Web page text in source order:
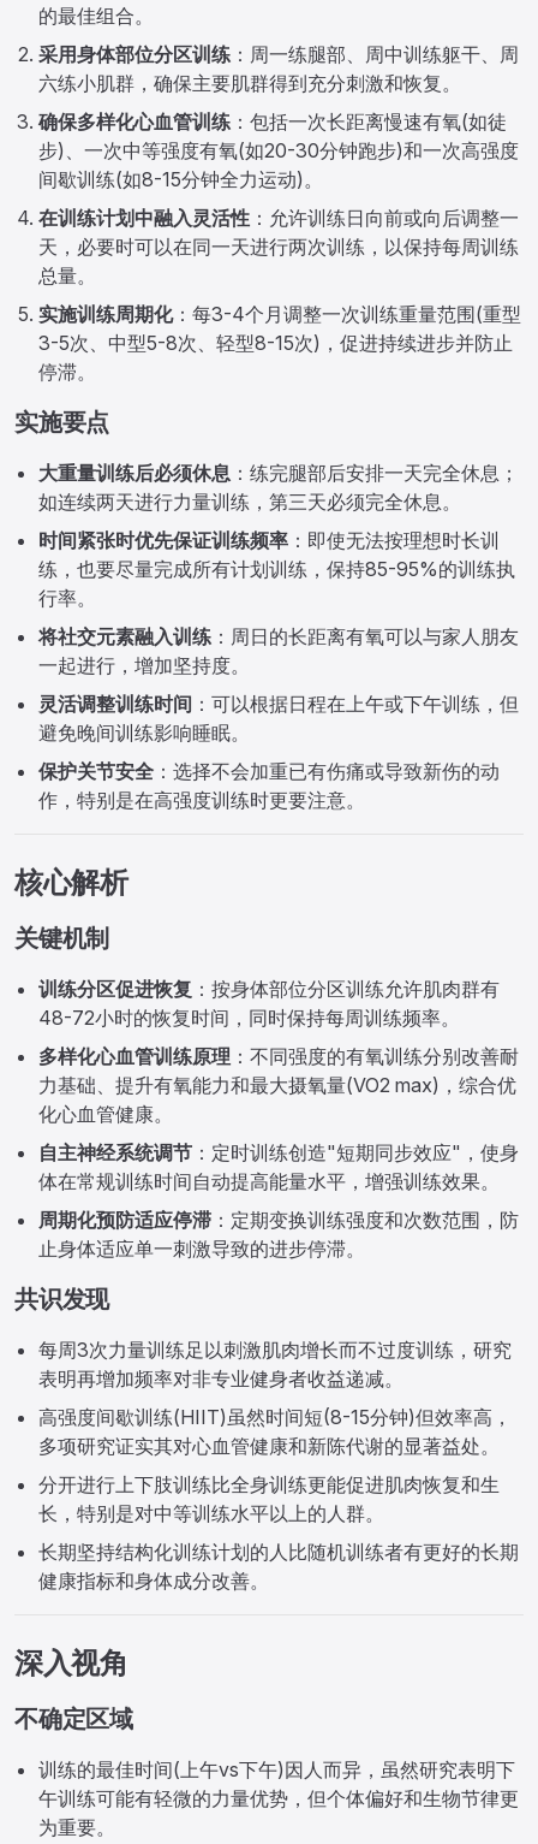
的最佳组合。
采用身体部位分区训练 ：周一练腿部、周中训练躯干、周
六练小肌群，确保主要肌群得到充分刺激和恢复。
确保多样化心血管训练 ：包括一次长距离慢速有氧(如徒
步)、一次中等强度有氧(如20-30分钟跑步)和一次高强度
间歇训练(如8-15分钟全力运动)。
在训练计划中融入灵活性 ：允许训练日向前或向后调整一
天，必要时可以在同一天进行两次训练，以保持每周训练
总量。
实施训练周期化：每3-4个月调整一次训练重量范围(重型
3-5次、中型5-8次、轻型8-15次)，促进持续进步并防止
停滞。
实施要点
大重量训练后必须休息 ：练完腿部后安排一天完全休息；
如连续两天进行力量训练，第三天必须完全休息。
时间紧张时优先保证训练频率 ：即使无法按理想时长训
练，也要尽量完成所有计划训练，保持85-95%的训练执
行率。
将社交元素融入训练 ：周日的长距离有氧可以与家人朋友
一起进行，增加坚持度。
灵活调整训练时间 ：可以根据日程在上午或下午训练，但
避免晚间训练影响睡眠。
保护关节安全 ：选择不会加重已有伤痛或导致新伤的动
作，特别是在高强度训练时更要注意。
核心解析
关键机制
训练分区促进恢复 ：按身体部位分区训练允许肌肉群有
48-72小时的恢复时间，同时保持每周训练频率。
多样化心血管训练原理 ：不同强度的有氧训练分别改善耐
力基础、提升有氧能力和最大摄氧量(VO2 max)，综合优
化心血管健康。
自主神经系统调节 ：定时训练创造"短期同步效应"，使身
体在常规训练时间自动提高能量水平，增强训练效果。
周期化预防适应停滞 ：定期变换训练强度和次数范围，防
止身体适应单一刺激导致的进步停滞。
共识发现
每周3次力量训练足以刺激肌肉增长而不过度训练，研究
表明再增加频率对非专业健身者收益递减。
高强度间歇训练(HIIT)虽然时间短(8-15分钟)但效率高，
多项研究证实其对心血管健康和新陈代谢的显著益处。
分开进行上下肢训练比全身训练更能促进肌肉恢复和生
长，特别是对中等训练水平以上的人群。
长期坚持结构化训练计划的人比随机训练者有更好的长期
健康指标和身体成分改善。
深入视角
不确定区域
训练的最佳时间(上午vs下午)因人而异，虽然研究表明下
午训练可能有轻微的力量优势，但个体偏好和生物节律更
为重要。